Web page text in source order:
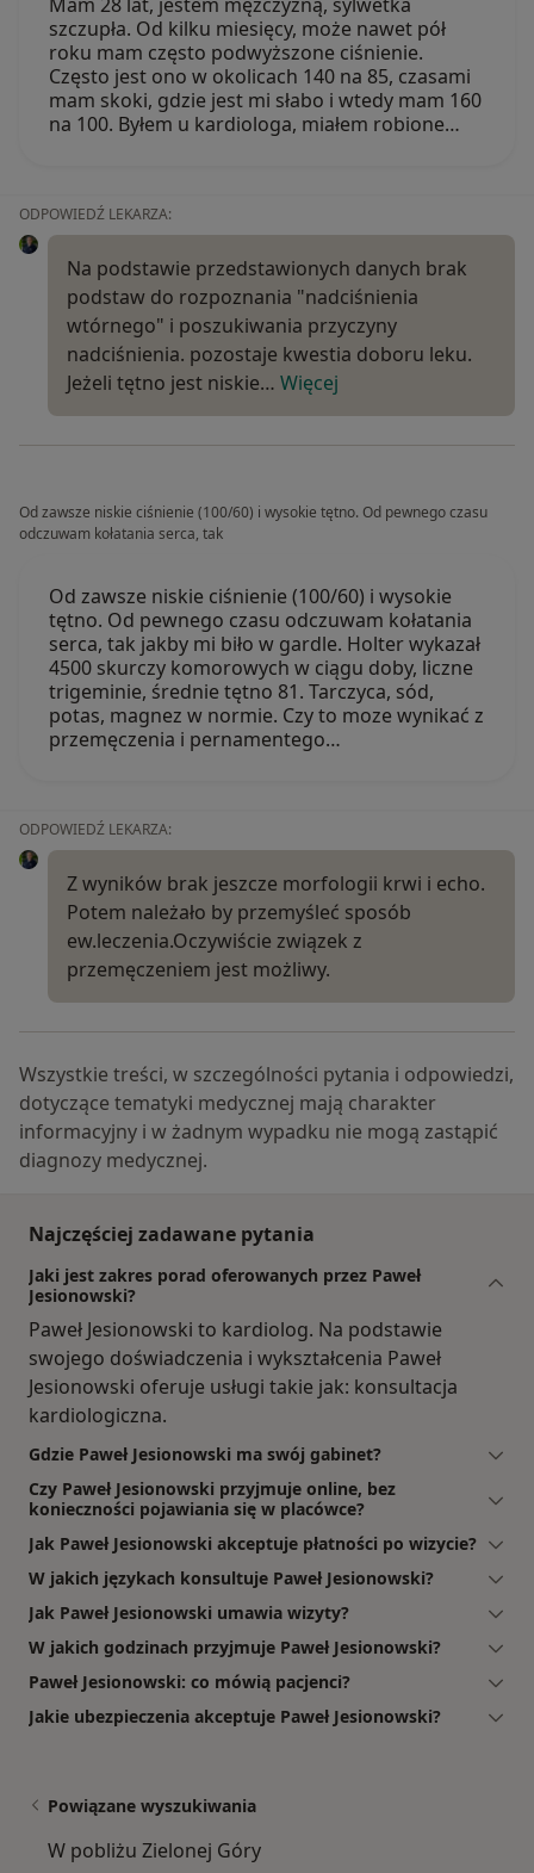
szczupła. Od kilku miesięcy, może nawet pół
roku mam często podwyższone ciśnienie.
Często jest ono w okolicach 140 na 85, czasami
mam skoki, gdzie jest mi słabo i wtedy mam 160
na 100. Byłem u kardiologa, miałem robione…
ODPOWIEDŹ LEKARZA:
Na podstawie przedstawionych danych brak
podstaw do rozpoznania "nadciśnienia
wtórnego" i poszukiwania przyczyny
nadciśnienia. pozostaje kwestia doboru leku.
Jeżeli tętno jest niskie… Więcej
Od zawsze niskie ciśnienie (100/60) i wysokie tętno. Od pewnego czasu
odczuwam kołatania serca, tak
Od zawsze niskie ciśnienie (100/60) i wysokie
tętno. Od pewnego czasu odczuwam kołatania
serca, tak jakby mi biło w gardle. Holter wykazał
4500 skurczy komorowych w ciągu doby, liczne
trigeminie, średnie tętno 81. Tarczyca, sód,
potas, magnez w normie. Czy to moze wynikać z
przemęczenia i pernamentego…
ODPOWIEDŹ LEKARZA:
Z wyników brak jeszcze morfologii krwi i echo.
Potem należało by przemyśleć sposób
ew.leczenia.Oczywiście związek z
przemęczeniem jest możliwy.
Wszystkie treści, w szczególności pytania i odpowiedzi,
dotyczące tematyki medycznej mają charakter
informacyjny i w żadnym wypadku nie mogą zastąpić
diagnozy medycznej.
Najczęściej zadawane pytania
Jaki jest zakres porad oferowanych przez Paweł
Jesionowski?
Paweł Jesionowski to kardiolog. Na podstawie
swojego doświadczenia i wykształcenia Paweł
Jesionowski oferuje usługi takie jak: konsultacja
kardiologiczna.
Gdzie Paweł Jesionowski ma swój gabinet?
Czy Paweł Jesionowski przyjmuje online, bez
konieczności pojawiania się w placówce?
Jak Paweł Jesionowski akceptuje płatności po wizycie?
W jakich językach konsultuje Paweł Jesionowski?
Jak Paweł Jesionowski umawia wizyty?
W jakich godzinach przyjmuje Paweł Jesionowski?
Paweł Jesionowski: co mówią pacjenci?
Jakie ubezpieczenia akceptuje Paweł Jesionowski?
Powiązane wyszukiwania
W pobliżu Zielonej Góry